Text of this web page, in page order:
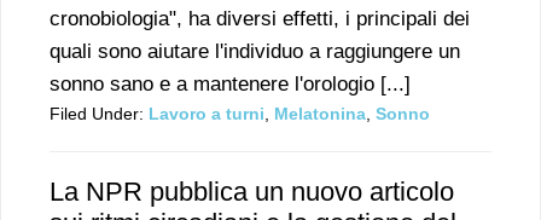
cronobiologia", ha diversi effetti, i principali dei
quali sono aiutare l'individuo a raggiungere un
sonno sano e a mantenere l'orologio [...]
Filed Under: Lavoro a turni, Melatonina, Sonno
La NPR pubblica un nuovo articolo